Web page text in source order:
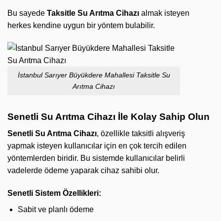
Bu sayede Taksitle Su Arıtma Cihazı almak isteyen
herkes kendine uygun bir yöntem bulabilir.
İstanbul Sarıyer Büyükdere Mahallesi Taksitle Su
Arıtma Cihazı
Senetli Su Arıtma Cihazı İle Kolay Sahip Olun
Senetli Su Arıtma Cihazı, özellikle taksitli alışveriş
yapmak isteyen kullanıcılar için en çok tercih edilen
yöntemlerden biridir. Bu sistemde kullanıcılar belirli
vadelerde ödeme yaparak cihaz sahibi olur.
Senetli Sistem Özellikleri:
Sabit ve planlı ödeme